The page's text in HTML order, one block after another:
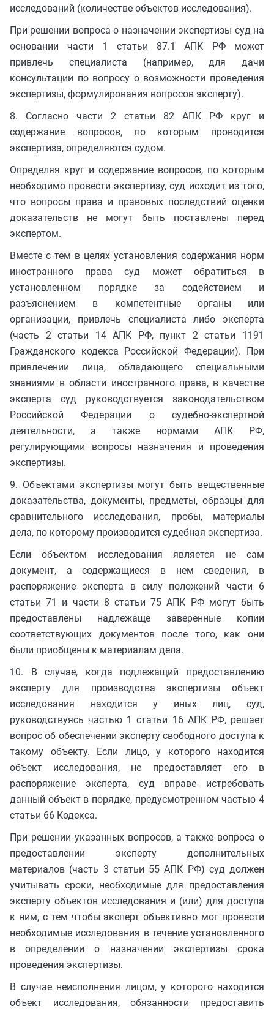
исследований (количестве объектов исследования).
При решении вопроса о назначении экспертизы суд на
основании части 1 статьи 87.1 АПК РФ может
привлечь специалиста (например, для дачи
консультации по вопросу о возможности проведения
экспертизы, формулирования вопросов эксперту).
8. Согласно части 2 статьи 82 АПК РФ круг и
содержание вопросов, по которым проводится
экспертиза, определяются судом.
Определяя круг и содержание вопросов, по которым
необходимо провести экспертизу, суд исходит из того,
что вопросы права и правовых последствий оценки
доказательств не могут быть поставлены перед
экспертом.
Вместе с тем в целях установления содержания норм
иностранного права суд может обратиться в
установленном порядке за содействием и
разъяснением в компетентные органы или
организации, привлечь специалиста либо эксперта
(часть 2 статьи 14 АПК РФ, пункт 2 статьи 1191
Гражданского кодекса Российской Федерации). При
привлечении лица, обладающего специальными
знаниями в области иностранного права, в качестве
эксперта суд руководствуется законодательством
Российской Федерации о судебно-экспертной
деятельности, а также нормами АПК РФ,
регулирующими вопросы назначения и проведения
экспертизы.
9. Объектами экспертизы могут быть вещественные
доказательства, документы, предметы, образцы для
сравнительного исследования, пробы, материалы
дела, по которому производится судебная экспертиза.
Если объектом исследования является не сам
документ, а содержащиеся в нем сведения, в
распоряжение эксперта в силу положений части 6
статьи 71 и части 8 статьи 75 АПК РФ могут быть
предоставлены надлежаще заверенные копии
соответствующих документов после того, как они
были приобщены к материалам дела.
10. В случае, когда подлежащий предоставлению
эксперту для производства экспертизы объект
исследования находится у иных лиц, суд,
руководствуясь частью 1 статьи 16 АПК РФ, решает
вопрос об обеспечении эксперту свободного доступа к
такому объекту. Если лицо, у которого находится
объект исследования, не предоставляет его в
распоряжение эксперта, суд вправе истребовать
данный объект в порядке, предусмотренном частью 4
статьи 66 Кодекса.
При решении указанных вопросов, а также вопроса о
предоставлении эксперту дополнительных
материалов (часть 3 статьи 55 АПК РФ) суд должен
учитывать сроки, необходимые для предоставления
эксперту объектов исследования и (или) для доступа
к ним, с тем чтобы эксперт объективно мог провести
необходимые исследования в течение установленного
в определении о назначении экспертизы срока
проведения экспертизы.
В случае неисполнения лицом, у которого находится
объект исследования, обязанности предоставить